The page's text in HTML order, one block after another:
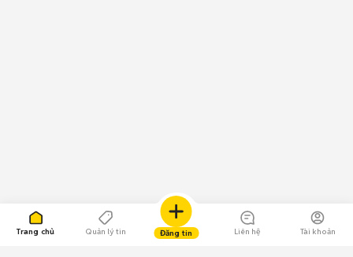
Trang chủ Quản lý tin Đăng tin Liên hệ Tài khoản